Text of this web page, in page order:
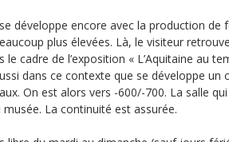
développe encore avec la production de
plus élevées. Là, le visiteur
le cadre de l’exposition « L’Aquitaine au
dans ce contexte que se développe
On est alors vers -600/-700. La salle
La continuité est assurée.